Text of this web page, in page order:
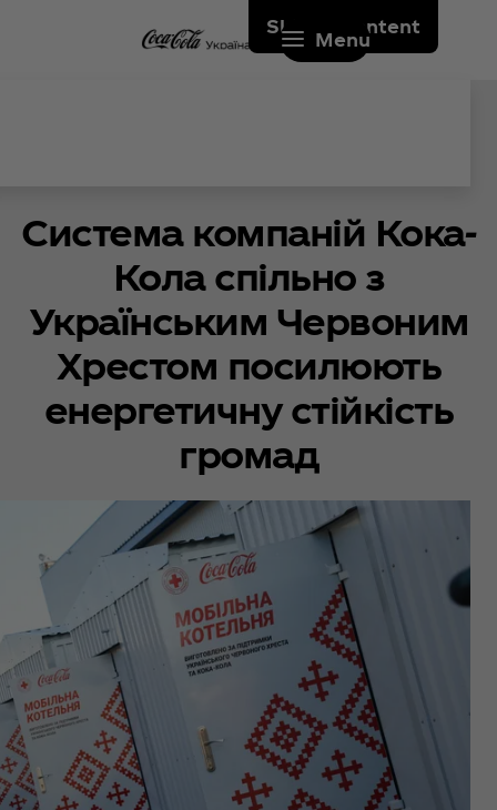
Skip to content
Menu
Система компаній Кока-
Кола спільно з
Українським Червоним
Хрестом посилюють
енергетичну стійкість
громад